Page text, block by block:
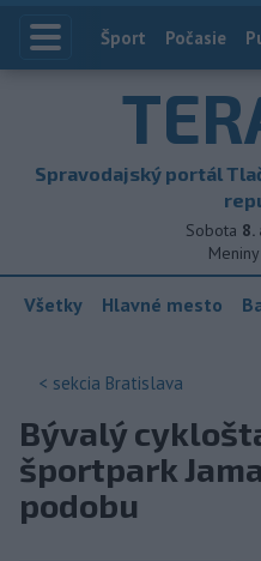
Index
Šport Počasie
Spravodajský portál
Sobota 8.
Všetky Hlavné mesto
< sekcia Bratislava
Bývalý
športpark
podobu